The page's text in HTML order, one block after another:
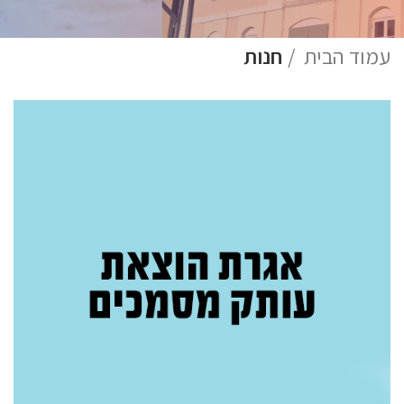
עמוד הבית חנות